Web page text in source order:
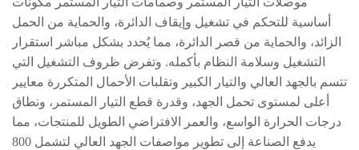
أساسية للتحكم في تشغيل وإيقاف الدائرة، والحماية من الحمل
الزائد، والحماية من قصر الدائرة، مما يُحدد بشكل مباشر استقرار
التشغيل وسلامة النظام بأكمله. وتفرض ظروف التشغيل التي
تتسم بالجهد العالي والتيار الكبير وتقلبات الأحمال المتكررة معايير
أعلى لمستوى تحمل الجهد، وقدرة قطع التيار المستمر، ونطاق
درجات الحرارة الواسع، والعمر الافتراضي الطويل للمنتجات، مما
يدفع الصناعة إلى تطوير مواصفات الجهد العالي لتشمل 800